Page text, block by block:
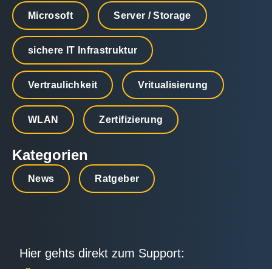
Microsoft Server / Storage
sichere IT Infrastruktur
Vertraulichkeit Vritualisierung
WLAN Zertifizierung
Kategorien
News Ratgeber
Hier gehts direkt zum Support: